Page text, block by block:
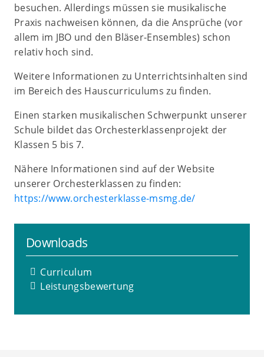
besuchen. Allerdings müssen sie musikalische
Praxis nachweisen können, da die Ansprüche (vor
allem im JBO und den Bläser-Ensembles) schon
relativ hoch sind.
Weitere Informationen zu Unterrichtsinhalten sind
im Bereich des Hauscurriculums zu finden.
Einen starken musikalischen Schwerpunkt unserer
Schule bildet das Orchesterklassenprojekt der
Klassen 5 bis 7.
Nähere Informationen sind auf der Website
unserer Orchesterklassen zu finden:
https://www.orchesterklasse-msmg.de/
Downloads
Curriculum
Leistungsbewertung